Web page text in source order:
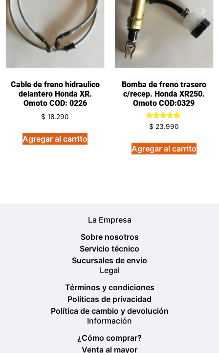
Cable de freno hidraulico
delantero Honda XR.
Omoto COD: 0226
$ 18.290
Agregar al carrito
Bomba de freno trasero
c/recep. Honda XR250.
Omoto COD:0329
Valorado
en
de 5
$ 23.990
Agregar al carrito
La Empresa
Sobre nosotros
Servicio técnico
Sucursales de envío
Legal
Términos y condiciones
Políticas de privacidad
Política de cambio y devolución
Información
¿Cómo comprar?
Venta al mayor